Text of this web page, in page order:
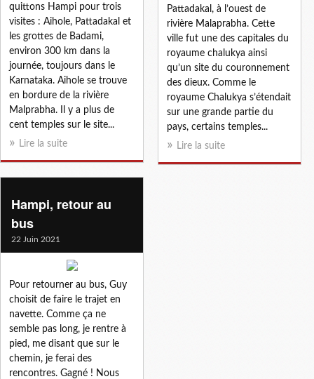
Pattadakal, à l’ouest de
rivière Malaprabha. Cette
ville fut une des capitales du
royaume chalukya ainsi
qu’un site du couronnement
des dieux. Comme le
royaume Chalukya s’étendait
sur une grande partie du
pays, certains temples...
Lire la suite
quittons Hampi pour trois
visites : Aihole, Pattadakal et
les grottes de Badami,
environ 300 km dans la
journée, toujours dans le
Karnataka. Aihole se trouve
en bordure de la rivière
Malprabha. Il y a plus de
cent temples sur le site...
Lire la suite
Hampi, retour au
bus
22 Juin 2021
Pour retourner au bus, Guy
choisit de faire le trajet en
navette. Comme ça ne
semble pas long, je rentre à
pied, me disant que sur le
chemin, je ferai des
rencontres. Gagné ! Nous